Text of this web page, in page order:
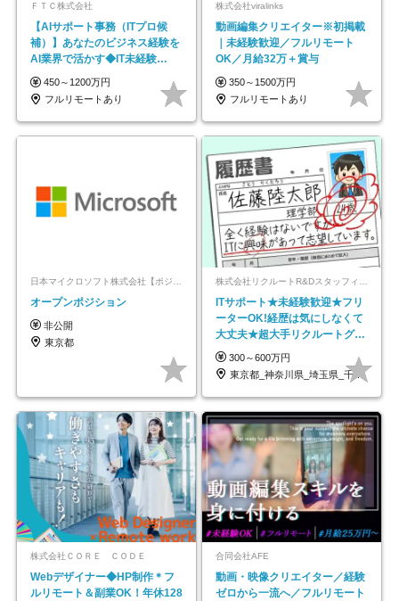
ＦＴＣ株式会社
【AIサポート事務（ITプロ候
補）】あなたのビジネス経験を
AI業界で活かす◆IT未経験
OK◆目指せるコンサル
450～1200万円
フルリモートあり
株式会社viralinks
動画編集クリエイター※初掲載
｜未経験歓迎／フルリモート
OK／月給32万＋賞与
350～1500万円
フルリモートあり
オープンポジション
非公開
東京都
ITサポート★未経験歓迎★フリ
ーターOK!経歴は気にしなくて
大丈夫★超大手リクルートグル
ープの正社員/sg
300～600万円
東京都_神奈川県_埼玉県_千葉県_大阪府…
株式会社ＣＯＲＥ ＣＯＤＥ
Webデザイナー◆HP制作＊フ
ルリモート＆副業OK！年休128
合同会社AFE
動画・映像クリエイター／経験
ゼロから一流へ／フルリモート